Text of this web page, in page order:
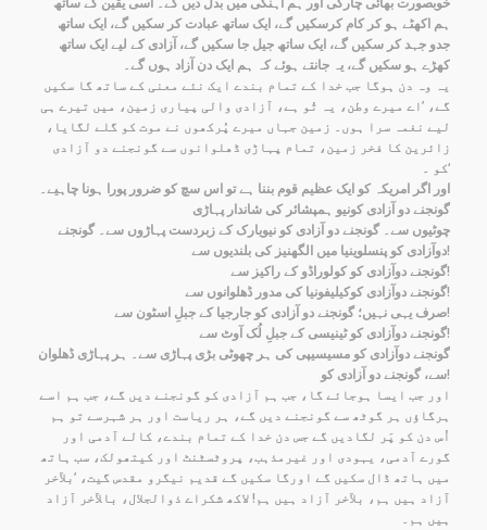
ہم اکھٹے ہو کر کام کرسکیں گے، ایک ساتھ عبادت کر سکیں گے، ایک ساتھ
جدو جہد کر سکیں گے، ایک ساتھ جیل جا سکیں گے، آزادی کے لیے ایک ساتھ
کھڑے ہو سکیں گے، یہ جانتے ہوئے کہ ہم ایک دن آزاد ہوں گے۔
یہ وہ دن ہوگا جب خدا کے تمام بندے ایک نئے معنی کے ساتھ گا سکیں
گے، ’اے میرے وطن، یہ تُو ہے، آزادی والی پیاری زمین، میں تیرے ہی
لیے نغمہ سرا ہوں۔ زمین جہاں میرے پُرکھوں نے موت کو گلے لگایا،
زائرین کا فخر زمین، تمام پہاڑی ڈھلوانوں سے گونجنے دو آزادی
کو ۔‘
اور اگر امریکہ کو ایک عظیم قوم بننا ہے تو اس سچ کو ضرور پورا ہونا چاہیے۔
گونجنے دو آزادی کونیو ہمپشائر کی شاندار پہاڑی
چوٹیوں سے۔ گونجنے دو آزادی کو نیویارک کے زبردست پہاڑوں سے۔ گونجنے
دوآزادی کو پنسلوینیا میں الگھنیز کی بلندیوں سے!
گونجنے دوآزادی کو کولوراڈو کے راکیز سے!
گونجنے دوآزادی کوکیلیفونیا کی مدور ڈھلوانوں سے!
صرف یہی نہیں؛ گونجنے دو آزادی کو جارجیا کے جبلِ اسٹون سے!
گونجنے دوآزادی کو ٹینیسی کے جبلِ لُک آوٹ سے!
گونجنے دوآزادی کو مسیسیپی کی ہر چھوٹی بڑی پہاڑی سے۔ ہر پہاڑی ڈھلوان
سے، گونجنے دو آزادی کو!
اور جب ایسا ہوجائے گا، جب ہم آزادی کو گونجنے دیں گے، جب ہم اسے
ہرگاؤں ہر گوٹھ سے گونجنے دیں گے، ہر ریاست اور ہر شہرسے تو ہم
اُس دن کو پَر لگادیں گے جس دن خدا کے تمام بندے، کالے آدمی اور
گورے آدمی، یہودی اور غیرمذہب، پروٹسٹنٹ اور کیتھولک، سب ہاتھ
میں ہاتھ ڈال سکیں گے اورگا سکیں گے قدیم نیگرو مقدس گیت، ’بلآخر
آزاد ہیں ہم، بلآخر آزاد ہیں ہم! لاکھ شکراے ذوالجلال، بالآخر آزاد
ہیں ہم۔